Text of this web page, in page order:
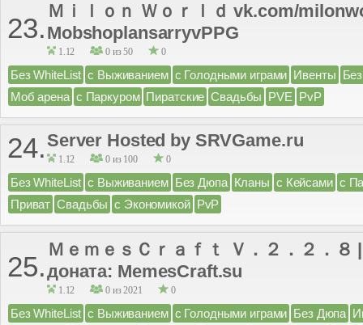
23.
Ｍｉｌｏｎ Ｗｏｒｌｄ vk.com/
MobshoplansarryvPPG
1.12 0 из 50 0
Без WhiteList с Выживанием с Голодными играми Ивенты
Моб арена с Паркуром Пиратские Свадьбы PVE PvP
24. Server Hosted by SRVGame.ru
1.12 0 из 100 0
Без WhiteList с Выживанием Без Дюпа Кланы с Кейсами с
Приват Свадьбы с Экономикой PvP
25.
ＭｅｍｅｓＣｒａｆｔ Ｖ．２．２．８
доната: MemesCraft.su
1.12 0 из 2021 0
Без WhiteList с Выживанием с Голодными играми Без Дюпа